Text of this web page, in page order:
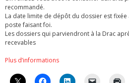
recommandé.
La date limite de dépôt du dossier est fixée
poste faisant foi.
Les dossiers qui parviendront à la Drac
recevables
Plus d’informations